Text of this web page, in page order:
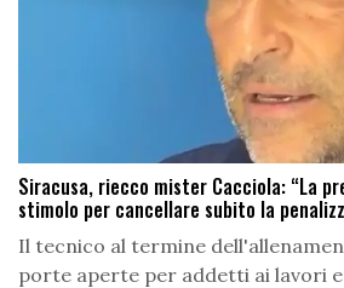
Siracusa, riecco mister Cacciola: “La
stimolo per cancellare subito la
Il tecnico al termine
porte aperte per addetti ai lavori